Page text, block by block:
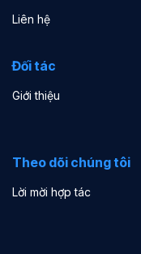
Liên hệ
Đối tác
Giới thiệu
Theo dõi chúng tôi
Lời mời hợp tác